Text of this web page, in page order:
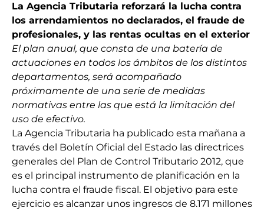
La Agencia Tributaria reforzará la lucha contra
los arrendamientos no declarados, el fraude de
profesionales, y las rentas ocultas en el exterior
El plan anual, que consta de una batería de
actuaciones en todos los ámbitos de los distintos
departamentos, será acompañado
próximamente de una serie de medidas
normativas entre las que está la limitación del
uso de efectivo.
La Agencia Tributaria ha publicado esta mañana a
través del Boletín Oficial del Estado las directrices
generales del Plan de Control Tributario 2012, que
es el principal instrumento de planificación en la
lucha contra el fraude fiscal. El objetivo para este
ejercicio es alcanzar unos ingresos de 8.171 millones